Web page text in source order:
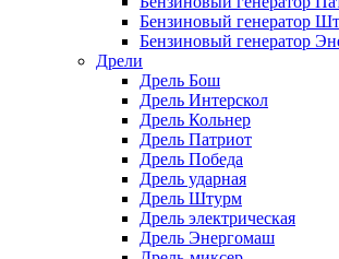
Бензиновый генератор
Бензиновый генератор
Дрели
Дрель Бош
Дрель Интерскол
Дрель Кольнер
Дрель Патриот
Дрель Победа
Дрель ударная
Дрель Штурм
Дрель электрическая
Дрель Энергомаш